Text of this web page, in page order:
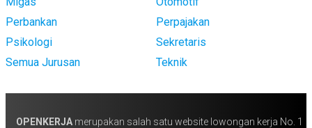
Perbankan
Perpajakan
Psikologi
Sekretaris
Semua Jurusan
Teknik
OPENKERJA merupakan salah satu website lowongan kerja No. 1